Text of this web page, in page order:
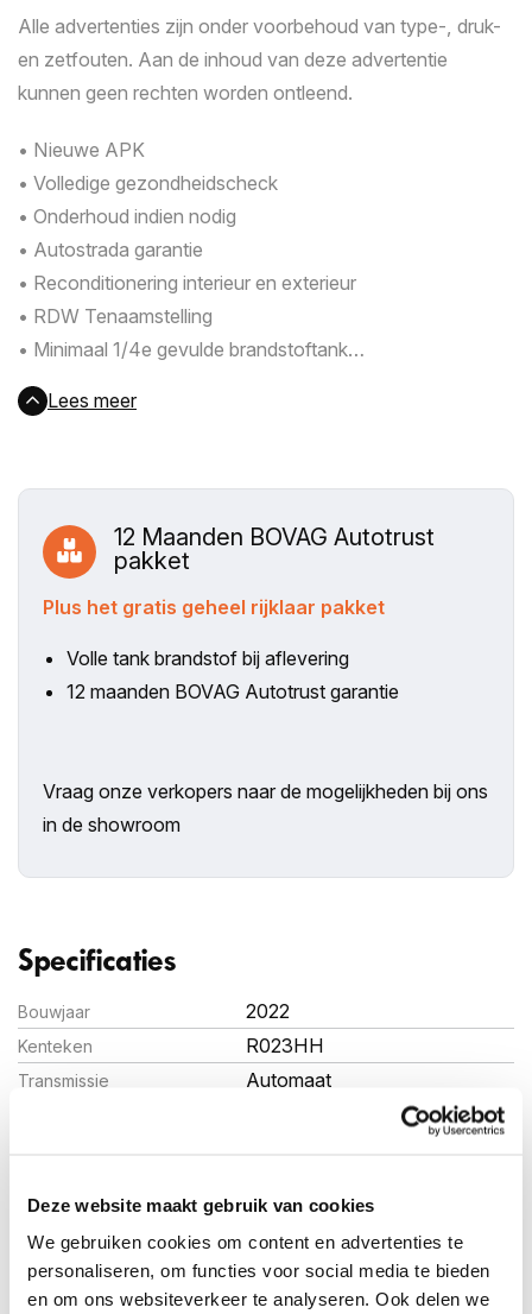
Deze website maakt gebruik van cookies
We gebruiken cookies om content en advertenties te
personaliseren, om functies voor social media te bieden
en om ons websiteverkeer te analyseren. Ook delen we
Alle advertenties zijn onder voorbehoud van type-, druk-
en zetfouten. Aan de inhoud van deze advertentie
kunnen geen rechten worden ontleend.
• Nieuwe APK
• Volledige gezondheidscheck
• Onderhoud indien nodig
• Autostrada garantie
• Reconditionering interieur en exterieur
• RDW Tenaamstelling
• Minimaal 1/4e gevulde brandstoftank
• Aantrekkelijke financieringsvoorwaarden
Lees meer
12 Maanden BOVAG Autotrust
pakket
Plus het gratis geheel rijklaar pakket
Volle tank brandstof bij aflevering
12 maanden BOVAG Autotrust garantie
Vraag onze verkopers naar de mogelijkheden bij ons
in de showroom
Specificaties
Bouwjaar 2022
Kenteken R023HH
Transmissie Automaat
Carosserie Hatchback
Gewicht 1.712kg